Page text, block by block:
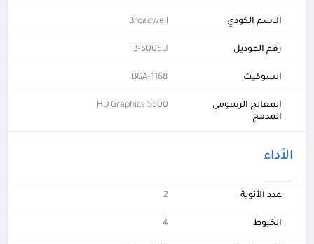
الاسم الكودي Broadwell
رقم الموديل i3-5005U
السوكيت BGA-1168
المعالج الرسومي
المدمج
HD Graphics 5500
الأداء
عدد الأنوية
الخيوط 4